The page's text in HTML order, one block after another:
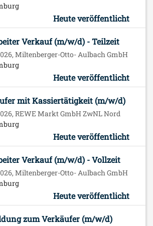
Heute veröffentlicht
Verkauf (m/w/d) - Teilzeit
Miltenberger-Otto- Aulbach GmbH
Heute veröffentlicht
mit Kassiertätigkeit (m/w/d)
REWE Markt GmbH ZwNL Nord
Heute veröffentlicht
Verkauf (m/w/d) - Vollzeit
Miltenberger-Otto- Aulbach GmbH
Heute veröffentlicht
zum Verkäufer (m/w/d)